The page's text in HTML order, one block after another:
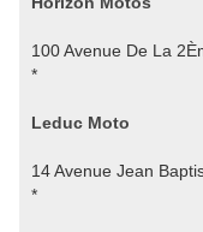
100 Avenue De La
*
Leduc Moto
14 Avenue Jean
*